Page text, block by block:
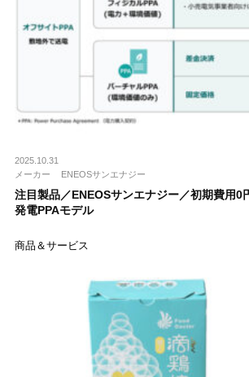
2025.10.31
メーカー
ENEOSサンエナジー
注目製品／ENEOSサンエナジー／初期費用0
発電PPAモデル
商品＆サービス